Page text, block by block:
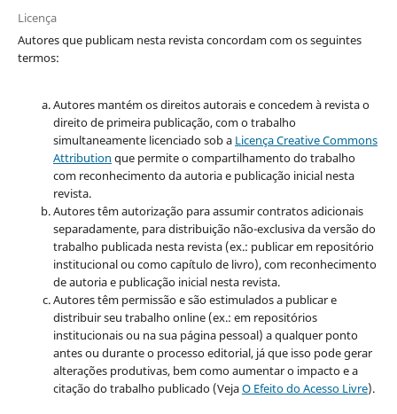
Licença
Autores que publicam nesta revista concordam com os seguintes
termos:
Autores mantém os direitos autorais e concedem à revista o
direito de primeira publicação, com o trabalho
simultaneamente licenciado sob a Licença Creative Commons
Attribution que permite o compartilhamento do trabalho
com reconhecimento da autoria e publicação inicial nesta
revista.
Autores têm autorização para assumir contratos adicionais
separadamente, para distribuição não-exclusiva da versão do
trabalho publicada nesta revista (ex.: publicar em repositório
institucional ou como capítulo de livro), com reconhecimento
de autoria e publicação inicial nesta revista.
Autores têm permissão e são estimulados a publicar e
distribuir seu trabalho online (ex.: em repositórios
institucionais ou na sua página pessoal) a qualquer ponto
antes ou durante o processo editorial, já que isso pode gerar
alterações produtivas, bem como aumentar o impacto e a
citação do trabalho publicado (VejaO Efeito do Acesso Livre).